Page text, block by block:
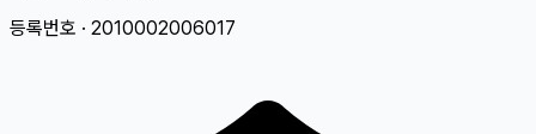
등록번호 · 2010002006017